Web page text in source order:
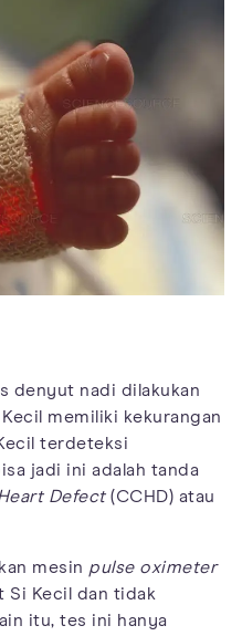
denyut nadi dilakukan
memiliki kekurangan
terdeteksi
jadi ini adalah tanda
Defect(CCHD) atau
mesin pulse oximeter
Si Kecil dan tidak
itu, tes ini hanya